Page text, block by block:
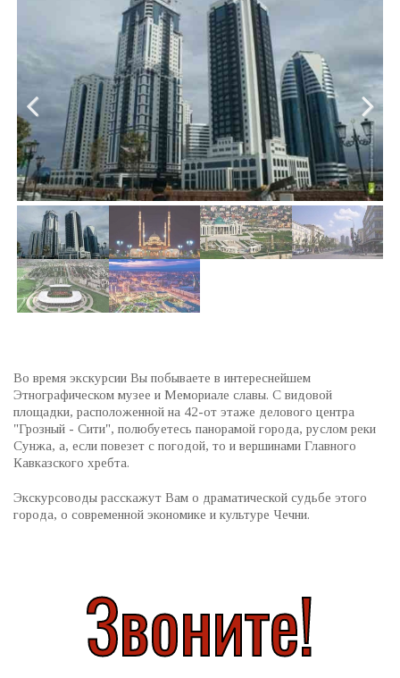
Previous Next
Во время экскурсии Вы побываете в интереснейшем
Этнографическом музее и Мемориале славы. С видовой
площадки, расположенной на 42-от этаже делового центра
"Грозный - Сити", полюбуетесь панорамой города, руслом реки
Сунжа, а, если повезет с погодой, то и вершинами Главного
Кавказского хребта.
Экскурсоводы расскажут Вам о драматической судьбе этого
города, о современной экономике и культуре Чечни.
Звоните!